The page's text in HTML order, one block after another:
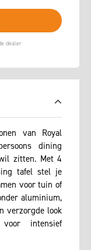
van Royal
dining
zitten. Met 4
tafel stel je
voor tuin of
aluminium,
verzorgde look
intensief